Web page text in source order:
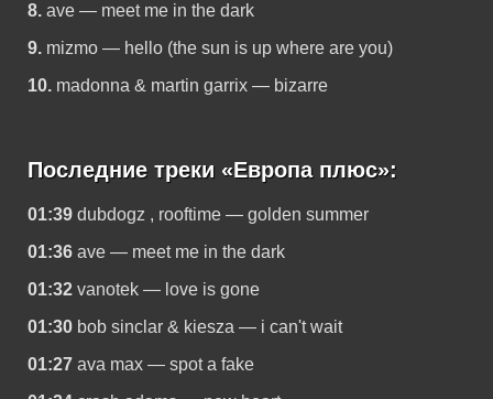
8. ave — meet me in the dark
9. mizmo — hello (the sun is up where are you)
10. madonna & martin garrix — bizarre
Последние треки «Европа плюс»:
01:39 dubdogz , rooftime — golden summer
01:36 ave — meet me in the dark
01:32 vanotek — love is gone
01:30 bob sinclar & kiesza — i can't wait
01:27 ava max — spot a fake